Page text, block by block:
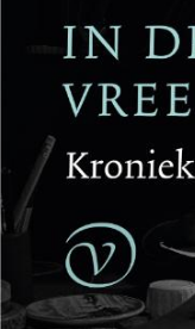
Reinhard Kaiser-Mühlecker
Brandende velden
€27,50